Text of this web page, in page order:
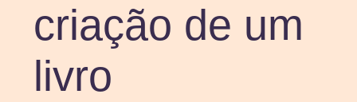
criação de um
livro